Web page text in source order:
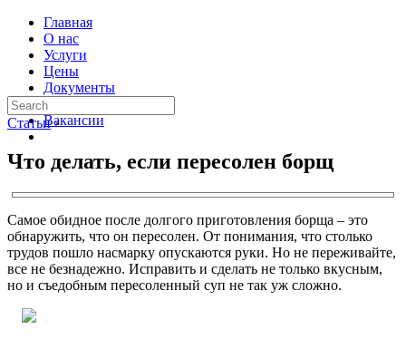
Главная
О нас
Услуги
Цены
Документы
Контакты
Вакансии
Статьи ›
Что делать, если пересолен борщ
Самое обидное после долгого приготовления борща – это
обнаружить, что он пересолен. От понимания, что столько
трудов пошло насмарку опускаются руки. Но не переживайте,
все не безнадежно. Исправить и сделать не только вкусным,
но и съедобным пересоленный суп не так уж сложно.